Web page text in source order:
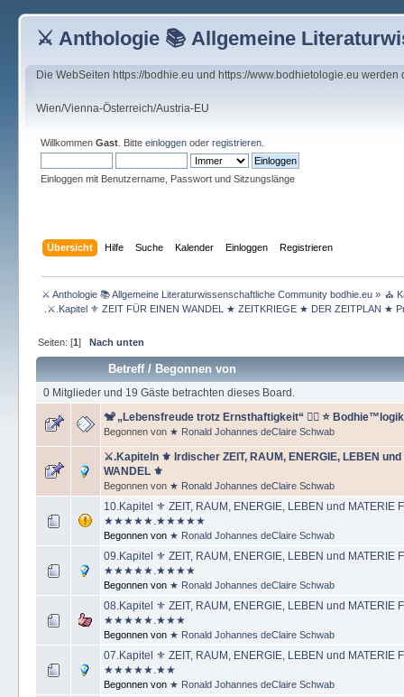
⚔ Anthologie 📚 Allgemeine
Die WebSeiten https://bodhie.eu und https://www.bodhietologie.eu
Wien/Vienna-Österreich/Austria-EU
Willkommen Gast. Bitte einloggenoder registrieren.
Einloggen mit Benutzername, Passwort und Sitzungslänge
Übersicht Hilfe Suche Kalender Einloggen Registrieren
⚔ Anthologie 📚 Allgemeine Literaturwissenschaftliche Community bodhie.eu» ⛪
.⚔.Kapitel ⚜ ZEIT FÜR EINEN WANDEL ★ ZEITKRIEGE ★ DER ZEITPLAN ★
Seiten: [1] Nach unten
Betreff/ Begonnen von
0 Mitglieder und 19 Gäste betrachten dieses Board.
🐒 „Lebensfreude trotz Ernsthaftigkeit“ 🤹‍♂️ ⭐️
Begonnen von ★ Ronald Johannes deClaire Schwab
⚔.Kapiteln ⚜ Irdischer ZEIT, RAUM, ENERGIE, LEBEN und
WANDEL ⚜
Begonnen von ★ Ronald Johannes deClaire Schwab
10.Kapitel ⚜ ZEIT, RAUM, ENERGIE, LEBEN und MATERIE
★★★★★.★★★★★
Begonnen von ★ Ronald Johannes deClaire Schwab
09.Kapitel ⚜ ZEIT, RAUM, ENERGIE, LEBEN und MATERIE
★★★★★.★★★★
Begonnen von ★ Ronald Johannes deClaire Schwab
08.Kapitel ⚜ ZEIT, RAUM, ENERGIE, LEBEN und MATERIE
★★★★★.★★★
Begonnen von ★ Ronald Johannes deClaire Schwab
07.Kapitel ⚜ ZEIT, RAUM, ENERGIE, LEBEN und MATERIE
★★★★★.★★
Begonnen von ★ Ronald Johannes deClaire Schwab